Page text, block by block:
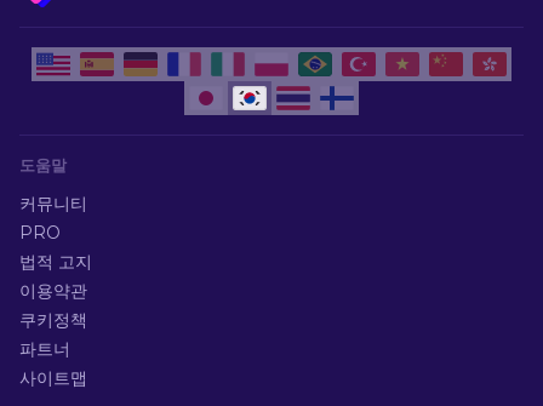
도움말
커뮤니티
PRO
법적 고지
이용약관
쿠키정책
파트너
사이트맵